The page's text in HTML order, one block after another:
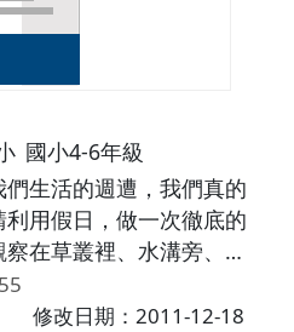
國小4-6年級
生活的週遭，我們真的
用假日，做一次徹底的
在草叢裡、水溝旁、人
？它們的特徵為何？如
下來，一定會有很多發
修改日期：2011-12-18